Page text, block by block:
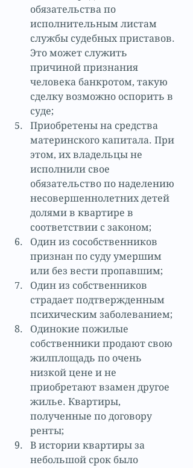
обязательства по
исполнительным листам
службы судебных приставов.
Это может служить
причиной признания
человека банкротом, такую
сделку возможно оспорить в
суде;
Приобретены на средства
материнского капитала. При
этом, их владельцы не
исполнили свое
обязательство по наделению
несовершеннолетних детей
долями в квартире в
соответствии с законом;
Один из сособственников
признан по суду умершим
или без вести пропавшим;
Один из собственников
страдает подтвержденным
психическим заболеванием;
Одинокие пожилые
собственники продают свою
жилплощадь по очень
низкой цене и не
приобретают взамен другое
жилье. Квартиры,
полученные по договору
ренты;
В истории квартиры за
небольшой срок было